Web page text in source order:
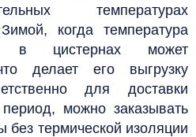
температурах
когда температура
в цистернах может
делает его выгрузку
для доставки
можно заказывать
без термической изоляции